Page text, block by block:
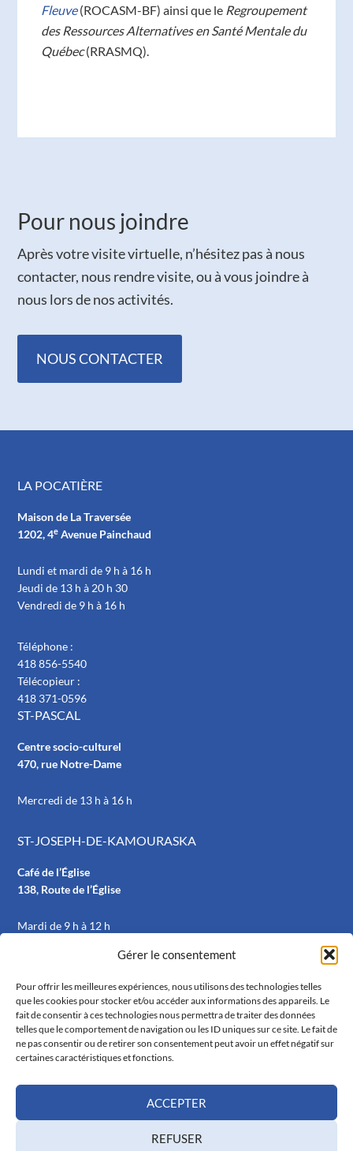
Gérer le consentement
Pour offrir les meilleures expériences, nous utilisons des technologies telles
que les cookies pour stocker et/ou accéder aux informations des appareils. Le
fait de consentir à ces technologies nous permettra de traiter des données
telles que le comportement de navigation ou les ID uniques sur ce site. Le fait de
ne pas consentir ou de retirer son consentement peut avoir un effet négatif sur
certaines caractéristiques et fonctions.
ACCEPTER
REFUSER
Fleuve(ROCASM-BF) ainsi que le Regroupement
des Ressources Alternatives en Santé Mentale du
Québec(RRASMQ).
Pour nous joindre
Après votre visite virtuelle, n’hésitez pas à nous
contacter, nous rendre visite, ou à vous joindre à
nous lors de nos activités.
NOUS CONTACTER
LA POCATIÈRE
Maison de La Traversée
1202, 4e Avenue Painchaud
Lundi et mardi de 9 h à 16 h
Jeudi de 13 h à 20 h 30
Vendredi de 9 h à 16 h
Téléphone :
418 856-5540
Télécopieur :
418 371-0596
ST-PASCAL
Centre socio-culturel
470, rue Notre-Dame
Mercredi de 13 h à 16 h
ST-JOSEPH-DE-KAMOURASKA
Café de l’Église
138, Route de l’Église
Mardi de 9 h à 12 h
Politique de confidentialité|Politique de cookies